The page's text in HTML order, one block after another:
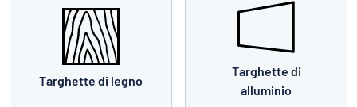
Targhette di legno
Targhette di
alluminio